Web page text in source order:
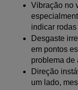
Vibração no
indicar
Desgaste
em pontos
problema de
Direção
um lado,